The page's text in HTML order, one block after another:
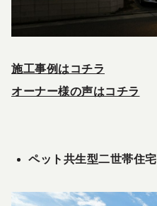
施工事例はコチラ
オーナー様の声はコチラ
ペット共生型二世帯住宅